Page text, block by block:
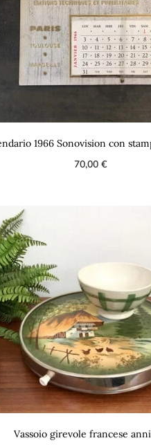
1966 Sonovision con
70,00€
Vassoio girevole francese anni